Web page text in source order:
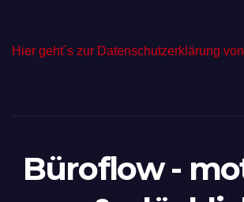
Hier geht´s zur Datenschutzerklärung
Büroflow -